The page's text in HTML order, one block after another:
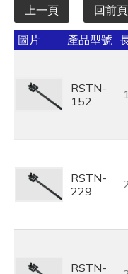
上一頁 回前頁
圖片 產品型號
RSTN-
152
RSTN-
229
RSTN-